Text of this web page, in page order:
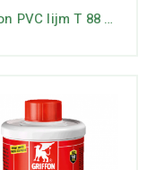
Griffon PVC lijm T 88 100 ml.